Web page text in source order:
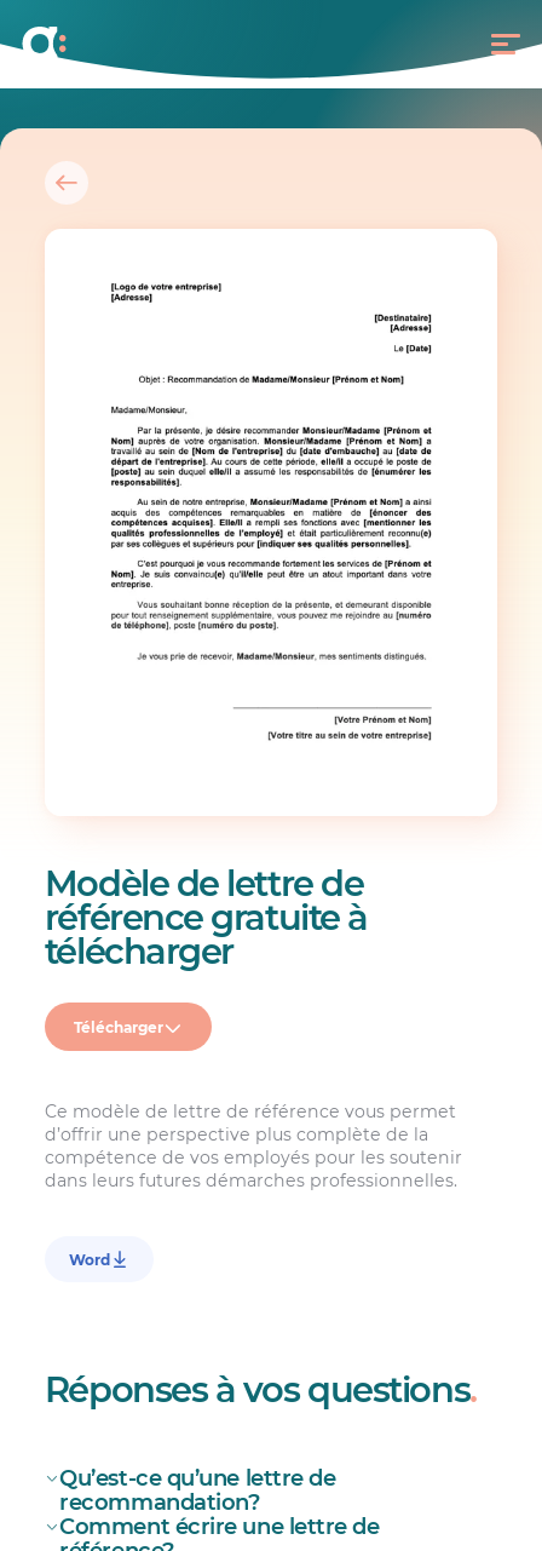
Télécharger
Modèle de lettre de
référence gratuite à
télécharger
Ce modèle de lettre de référence vous permet
d’offrir une perspective plus complète de la
compétence de vos employés pour les soutenir
dans leurs futures démarches professionnelles.
Word
Réponses à vos questions.
Qu’est-ce qu’une lettre de
recommandation?
Comment écrire une lettre de